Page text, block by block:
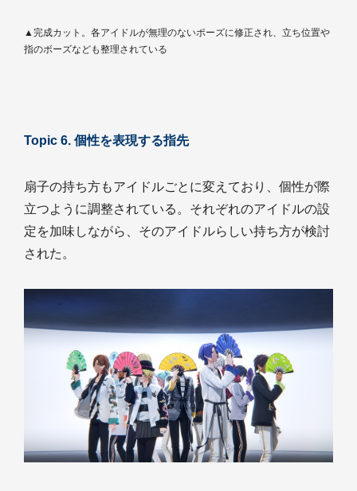
▲完成カット。各アイドルが無理のないポーズに修正され、立ち位置や
指のボーズなども整理されている
Topic 6. 個性を表現する指先
扇子の持ち方もアイドルごとに変えており、個性が際
立つように調整されている。それぞれのアイドルの設
定を加味しながら、そのアイドルらしい持ち方が検討
された。